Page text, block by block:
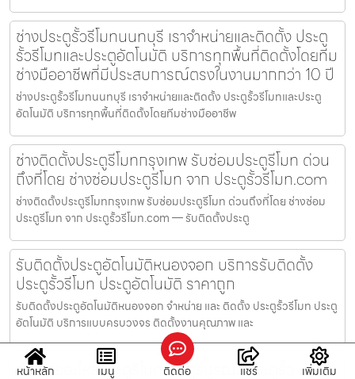
ช่างประตูรั้วรีโมทนนทบุรี เราจำหน่ายและติดตั้ง ประตู
รั้วรีโมทและประตูอัตโนมัติ บริการทุกพื้นที่ติดตั้งโดยทีม
ช่างมืออาชีพที่มีประสบการณ์ตรงในงานมากกว่า 10 ปี
ช่างประตูรั้วรีโมทนนทบุรี เราจำหน่ายและติดตั้ง ประตูรั้วรีโมทและประตู
อัตโนมัติ บริการทุกพื้นที่ติดตั้งโดยทีมช่างมืออาชีพ
ช่างติดตั้งประตูรีโมทกรุงเทพ รับซ่อมประตูรีโมท ด่วน
ถึงที่โดย ช่างซ่อมประตูรีโมท จาก ประตูรั้วรีโมท.com
ช่างติดตั้งประตูรีโมทกรุงเทพ รับซ่อมประตูรีโมท ด่วนถึงที่โดย ช่างซ่อม
ประตูรีโมท จาก ประตูรั้วรีโมท.com — รับติดตั้งประตู
รับติดตั้งประตูอัตโนมัติหนองจอก บริการรับติดตั้ง
ประตูรั้วรีโมท ประตูอัตโนมัติ ราคาถูก
รับติดตั้งประตูอัตโนมัติหนองจอก จำหน่าย และ ติดตั้ง ประตูรั้วรีโมท ประตู
อัตโนมัติ บริการแบบครบวงจร ติดตั้งงานคุณภาพ และ
จำหน่ายอะไหล่ประตูรีโมทราษฎร์บูรณะ ประตูรั้ว
หน้าหลัก เมนู ติดต่อ แชร์ เพิ่มเติม